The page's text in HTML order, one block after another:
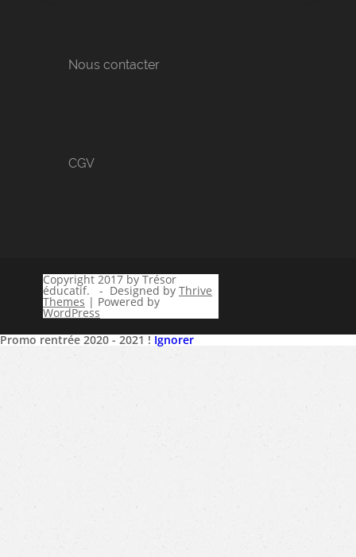
Nous contacter
CGV
Copyright 2017 by Trésor
éducatif. - Designed by Thrive
Themes | Powered by
WordPress
Promo rentrée 2020 - 2021 !Ignorer